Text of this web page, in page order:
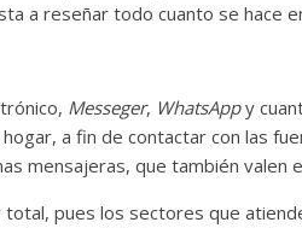
a reseñar todo cuanto se hace
Messeger, WhatsAppy
a fin de contactar con las
mensajeras, que también valen
pues los sectores que